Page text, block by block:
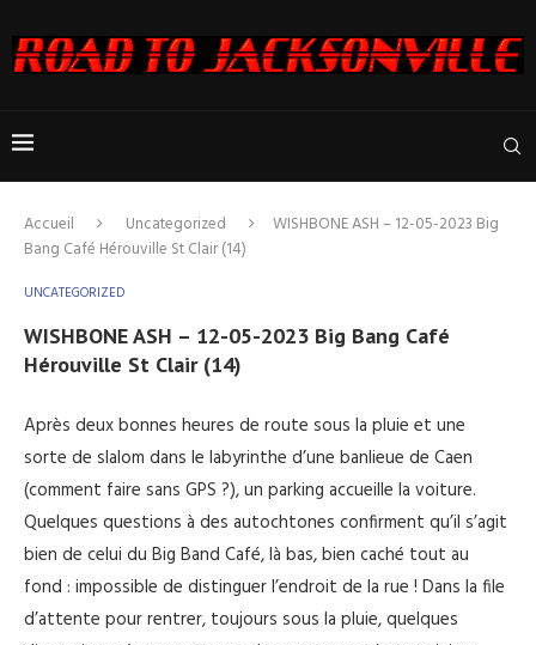
Accueil Uncategorized
WISHBONE ASH – 12-05-2023 Big
Bang Café Hérouville St Clair (14)
UNCATEGORIZED
WISHBONE ASH – 12-05-2023 Big Bang Café
Hérouville St Clair (14)
Après deux bonnes heures de route sous la pluie et une
sorte de slalom dans le labyrinthe d’une banlieue de Caen
(comment faire sans GPS ?), un parking accueille la voiture.
Quelques questions à des autochtones confirment qu’il s’agit
bien de celui du Big Band Café, là bas, bien caché tout au
fond : impossible de distinguer l’endroit de la rue ! Dans la file
d’attente pour rentrer, toujours sous la pluie, quelques